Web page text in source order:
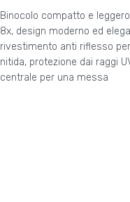
Binocolo compatto e
8x, design moderno ed
rivestimento anti riflesso
nitida, protezione dai raggi
centrale per una messa